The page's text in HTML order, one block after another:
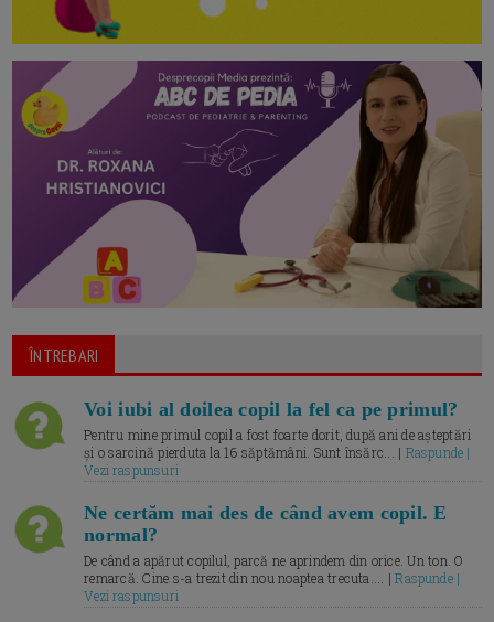
ÎNTREBARI
Voi iubi al doilea copil la fel ca pe primul?
Pentru mine primul copil a fost foarte dorit, după ani de așteptări
și o sarcină pierduta la 16 săptămâni. Sunt însărc... | Raspunde |
Vezi raspunsuri
Ne certăm mai des de când avem copil. E
normal?
De când a apărut copilul, parcă ne aprindem din orice. Un ton. O
remarcă. Cine s-a trezit din nou noaptea trecuta.... |Raspunde |
Vezi raspunsuri